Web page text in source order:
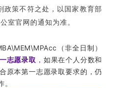
策不符之处，以国家教育部
室官网的通知为准。
（非全日制）
志愿录取 ， 如果在个人分数和
原本第一志愿录取要求的，仍